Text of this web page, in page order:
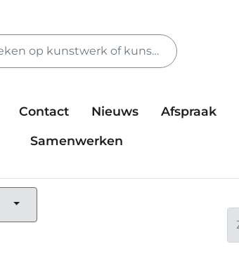
Contact Nieuws Afspraak
Samenwerken